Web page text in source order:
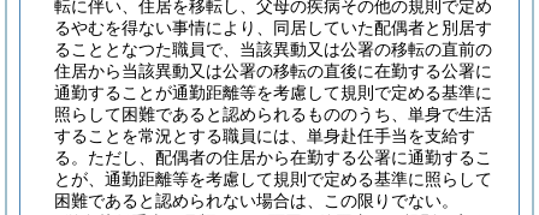
転に伴い、住居を移転し、父母の疾病その他の規則で定め
るやむを得ない事情により、同居していた配偶者と別居す
ることとなつた職員で、当該異動又は公署の移転の直前の
住居から当該異動又は公署の移転の直後に在勤する公署に
通勤することが通勤距離等を考慮して規則で定める基準に
照らして困難であると認められるもののうち、単身で生活
することを常況とする職員には、単身赴任手当を支給す
る。 ただし、配偶者の住居から在勤する公署に通勤するこ
とが、通勤距離等を考慮して規則で定める基準に照らして
困難であると認められない場合は、この限りでない。